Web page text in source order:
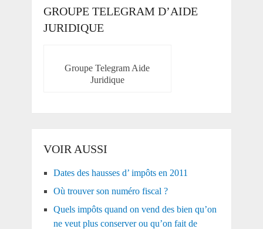
GROUPE TELEGRAM D’AIDE
JURIDIQUE
Groupe Telegram Aide
Juridique
VOIR AUSSI
Dates des hausses d’ impôts en 2011
Où trouver son numéro fiscal ?
Quels impôts quand on vend des bien qu’on
ne veut plus conserver ou qu’on fait de